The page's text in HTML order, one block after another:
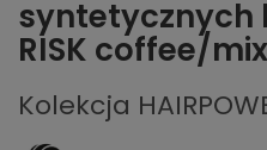
syntetycznych
RISK coffee/mix
Kolekcja